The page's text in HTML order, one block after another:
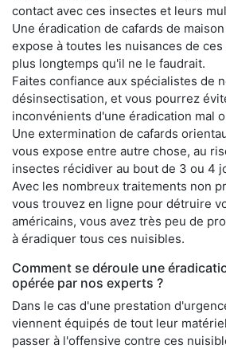
contact avec ces insectes et leurs
Une éradication de cafards de
expose à toutes les nuisances de
plus longtemps qu'il ne le faudrait.
Faites confiance aux spécialistes de
désinsectisation, et vous pourrez
inconvénients d'une éradication mal
Une extermination de cafards
vous expose entre autre chose, au
insectes récidiver au bout de 3 ou 4
Avec les nombreux traitements non
vous trouvez en ligne pour détruire
américains, vous avez très peu de
à éradiquer tous ces nuisibles.
Comment se déroule une
opérée par nos experts ?
Dans le cas d'une prestation
viennent équipés de tout leur
passer à l'offensive contre ces